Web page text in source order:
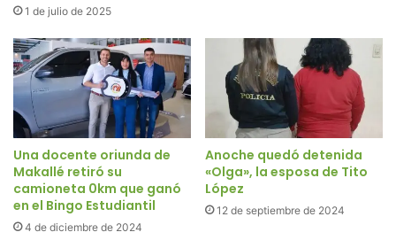
1 de julio de 2025
Una docente oriunda de
Makallé retiró su
camioneta 0km que ganó
en el Bingo Estudiantil
4 de diciembre de 2024
Anoche quedó detenida
«Olga», la esposa de Tito
López
12 de septiembre de 2024